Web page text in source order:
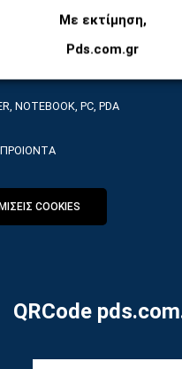
Με εκτίμηση,
Pds.com.gr
NOTEBOOK, PC, PDA
COOKIES
QRCode